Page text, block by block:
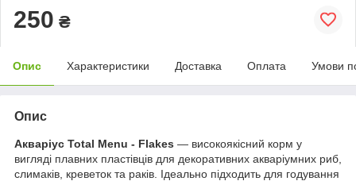
250 ₴
Опис Характеристики Доставка Оплата Умови
Опис
Акваріус Total Menu - Flakes — високоякісний корм у
вигляді плавних пластівців для декоративних акваріумних риб,
слимаків, креветок та раків. Ідеально підходить для годування